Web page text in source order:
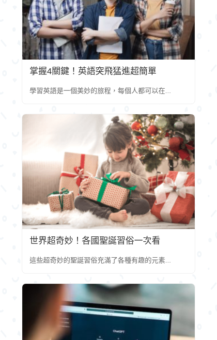
掌握4關鍵！英語突飛猛進超簡單
學習英語是一個美妙的旅程，每個人都可以在...
世界超奇妙！各國聖誕習俗一次看
這些超奇妙的聖誕習俗充滿了各種有趣的元素...